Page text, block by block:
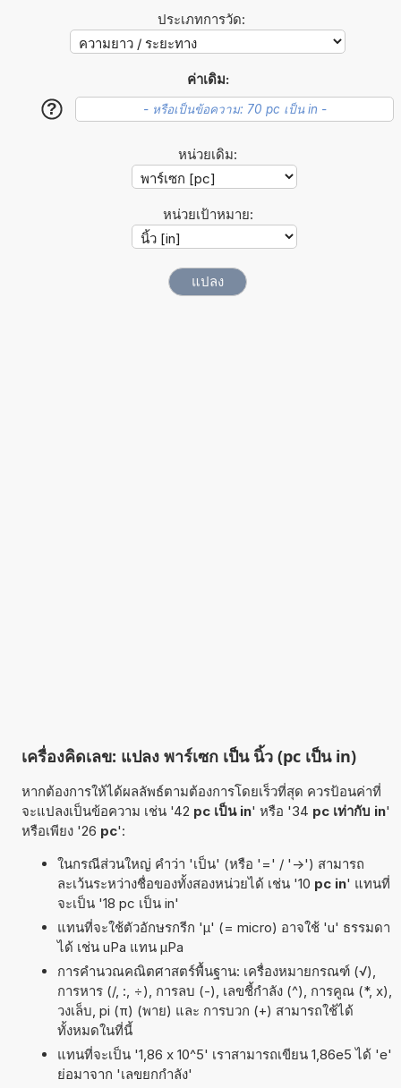
ประเภทการวัด:
ค่าเดิม:
?
หน่วยเดิม:
หน่วยเป้าหมาย:
เครื่องคิดเลข: แปลง พาร์เซก เป็น นิ้ว (pc เป็น in)
หากต้องการให้ได้ผลลัพธ์ตามต้องการโดยเร็วที่สุด ควรป้อนค่าที่
จะแปลงเป็นข้อความ เช่น '42 pc เป็น in' หรือ '34 pc เท่ากับ in'
หรือเพียง '26 pc':
ในกรณีส่วนใหญ่ คำว่า 'เป็น' (หรือ '=' / '->') สามารถ
ละเว้นระหว่างชื่อของทั้งสองหน่วยได้ เช่น '10 pc in' แทนที่
จะเป็น '18 pc เป็น in'
แทนที่จะใช้ตัวอักษรกรีก 'µ' (= micro) อาจใช้ 'u' ธรรมดา
ได้ เช่น uPa แทน µPa
การคำนวณคณิตศาสตร์พื้นฐาน: เครื่องหมายกรณฑ์ (√),
การหาร (/, :, ÷), การลบ (-), เลขชี้กำลัง (^), การคูณ (*, x),
วงเล็บ, pi (π) (พาย) และ การบวก (+) สามารถใช้ได้
ทั้งหมดในที่นี้
แทนที่จะเป็น '1,86 x 10^5' เราสามารถเขียน 1,86e5 ได้ 'e'
ย่อมาจาก 'เลขยกกำลัง'